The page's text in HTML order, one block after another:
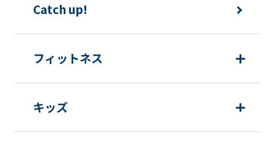
Catch up!
フィットネス
キッズ